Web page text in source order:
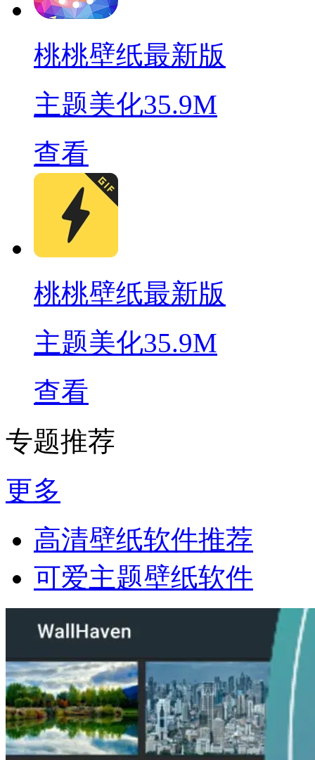
桃桃壁纸最新版
主题美化35.9M
查看
桃桃壁纸最新版
主题美化35.9M
查看
专题推荐
更多
高清壁纸软件推荐
可爱主题壁纸软件